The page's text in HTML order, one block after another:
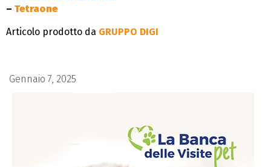
– Tetraone
Articolo prodotto da GRUPPO DIGI
Gennaio 7, 2025